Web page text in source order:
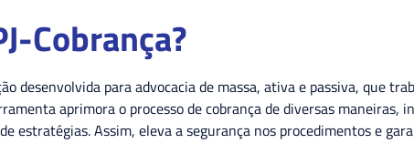
Cobrança?
desenvolvida para advocacia de massa, ativa e passiva, que
aprimora o processo de cobrança de diversas maneiras,
estratégias. Assim, eleva a segurança nos procedimentos e